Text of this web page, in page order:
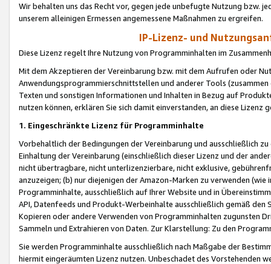
Wir behalten uns das Recht vor, gegen jede unbefugte Nutzung bzw.
unserem alleinigen Ermessen angemessene Maßnahmen zu ergreifen.
IP-Lizenz- und
Diese Lizenz regelt Ihre Nutzung von Programminhalten im
Mit dem Akzeptieren der Vereinbarung bzw. mit dem Aufrufen oder
Anwendungsprogrammierschnittstellen und anderer Tools (zusammen
Texten und sonstigen Informationen und Inhalten in Bezug auf
nutzen können, erklären Sie sich damit einverstanden, an diese Lizenz
1. Eingeschränkte Lizenz für Programminhalte
Vorbehaltlich der Bedingungen der Vereinbarung und ausschließlich
Einhaltung der Vereinbarung (einschließlich dieser Lizenz und der
nicht übertragbare, nicht unterlizenzierbare, nicht exklusive,
anzuzeigen; (b) nur diejenigen der Amazon-Marken zu verwenden
Programminhalte, ausschließlich auf Ihrer Website und in
API, Datenfeeds und Produkt-Werbeinhalte ausschließlich gemäß
Kopieren oder andere Verwenden von Programminhalten zugunsten
Sammeln und Extrahieren von Daten. Zur Klarstellung: Zu den
Sie werden Programminhalte ausschließlich nach Maßgabe der
hiermit eingeräumten Lizenz nutzen. Unbeschadet des Vorstehenden